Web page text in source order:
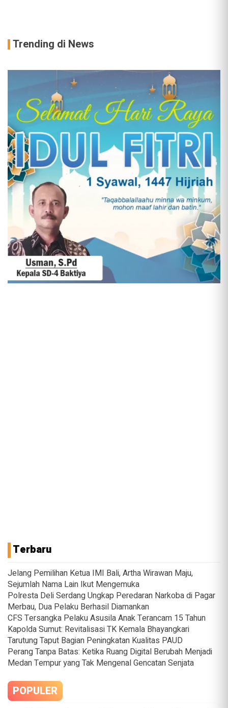
Trending di News
Terbaru
Jelang Pemilihan Ketua IMI Bali, Artha Wirawan Maju,
Sejumlah Nama Lain Ikut Mengemuka
Polresta Deli Serdang Ungkap Peredaran Narkoba di Pagar
Merbau, Dua Pelaku Berhasil Diamankan
CFS Tersangka Pelaku Asusila Anak Terancam 15 Tahun
Kapolda Sumut: Revitalisasi TK Kemala Bhayangkari
Tarutung Taput Bagian Peningkatan Kualitas PAUD
Perang Tanpa Batas: Ketika Ruang Digital Berubah Menjadi
Medan Tempur yang Tak Mengenal Gencatan Senjata
POPULER